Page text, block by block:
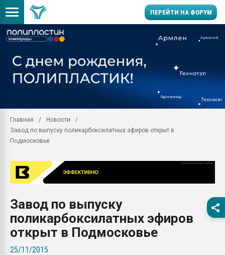
ПЕРЕЙТИ НА ФОРУМ
заводу пластмасс"
первый план в
28.07.2026
ситуацией на
Всё, что касается
Главная
Новости
Завод по выпуску поликарбоксилатных эфиров открыт в
Подмосковье
Завод по выпуску
поликарбоксилатных эфиров
открыт в Подмосковье
25/11/2015